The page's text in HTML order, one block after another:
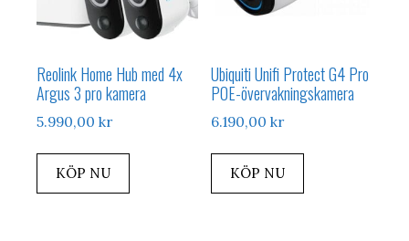
Reolink Home Hub med 4x
Argus 3 pro kamera
5.990,00 kr
KÖP NU
Ubiquiti Unifi Protect G4 Pro
POE-övervakningskamera
6.190,00kr
KÖP NU